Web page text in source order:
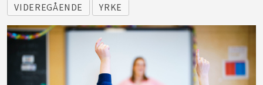
VIDEREGÅENDE
YRKE